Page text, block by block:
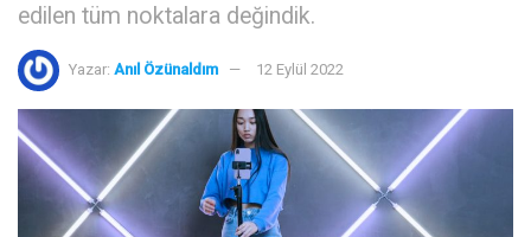
edilen tüm noktalara değindik.
Yazar: Anıl Özünaldım 12 Eylül 2022